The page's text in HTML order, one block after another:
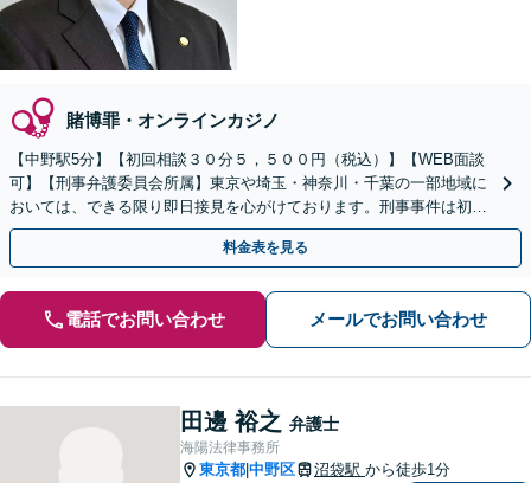
賭博罪・オンラインカジノ
【中野駅5分】【初回相談３０分５，５００円（税込）】【WEB面談
可】【刑事弁護委員会所属】東京や埼玉・神奈川・千葉の一部地域に
おいては、できる限り即日接見を心がけております。刑事事件は初動
が重要。家族などが逮捕されたらすぐにご相談ください。
料金表を見る
電話でお問い合わせ メールでお問い合わせ
田邊 裕之 弁護士
海陽法律事務所
東京都 中野区 沼袋駅 から徒歩1分